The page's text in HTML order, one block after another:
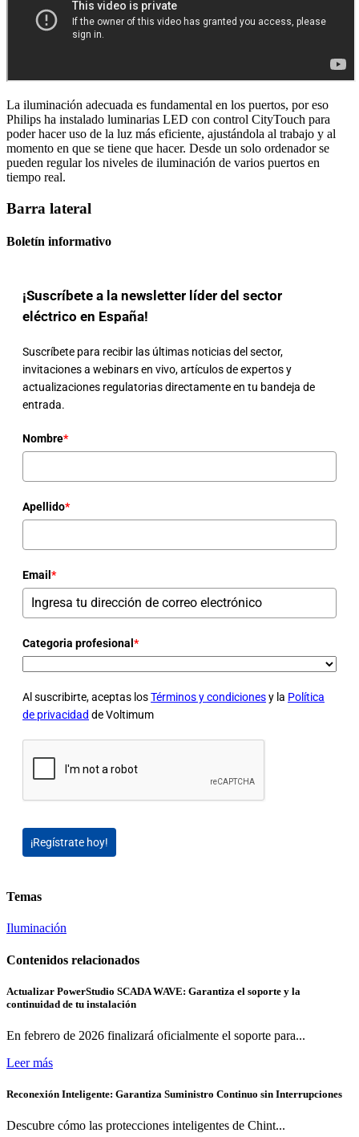
La iluminación adecuada es fundamental en los puertos, por eso
Philips ha instalado luminarias LED con control CityTouch para
poder hacer uso de la luz más eficiente, ajustándola al trabajo y al
momento en que se tiene que hacer. Desde un solo ordenador se
pueden regular los niveles de iluminación de varios puertos en
tiempo real.
Barra lateral
Boletín informativo
¡Suscríbete a la newsletter líder del sector
eléctrico en España!
Suscríbete para recibir las últimas noticias del sector,
invitaciones a webinars en vivo, artículos de expertos y
actualizaciones regulatorias directamente en tu bandeja de
entrada.
Nombre*
Apellido*
Email *
Categoria profesional *
Al suscribirte, aceptas losTérminos y condicionesy la Política
de privacidad de Voltimum
¡Regístrate hoy!
Temas
Iluminación
Contenidos relacionados
Actualizar PowerStudio SCADA WAVE: Garantiza el soporte y la
continuidad de tu instalación
En febrero de 2026 finalizará oficialmente el soporte para...
Leer más
Reconexión Inteligente: Garantiza Suministro Continuo sin Interrupciones
Descubre cómo las protecciones inteligentes de Chint...